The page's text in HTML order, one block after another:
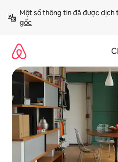
đến
Một số thông tin đã được dịch
gốc